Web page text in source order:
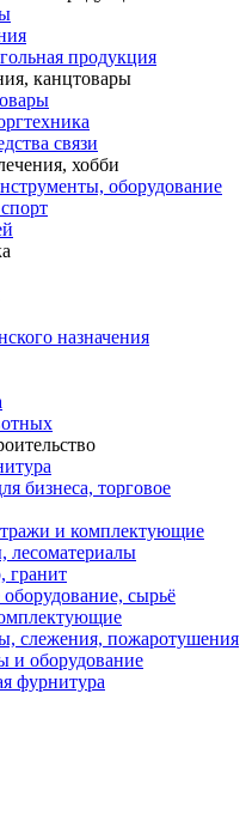
продукция
канцтовары
связи
хобби
оборудование
назначения
бизнеса, торговое
и комплектующие
лесоматериалы
гранит
сырьё
слежения, пожаротушения
и оборудование
фурнитура